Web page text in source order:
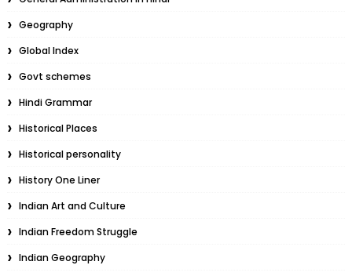
Geography
Global Index
Govt schemes
Hindi Grammar
Historical Places
Historical personality
History One Liner
Indian Art and Culture
Indian Freedom Struggle
Indian Geography